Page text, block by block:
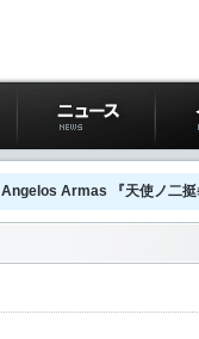
ニュース イベ
Angelos Armas 『天使ノ二挺